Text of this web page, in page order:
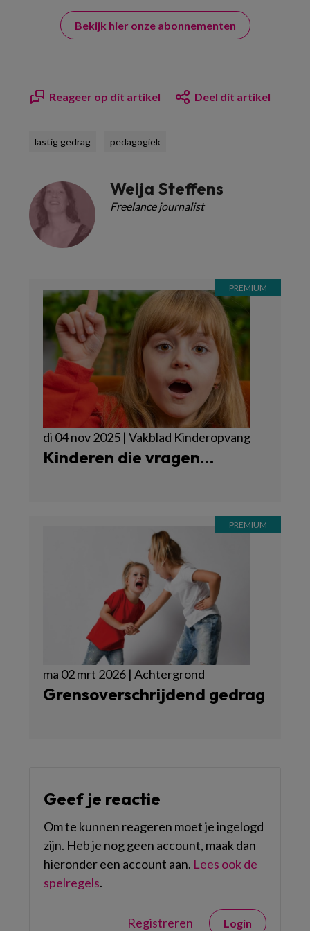
Bekijk hier onze abonnementen
Reageer op dit artikel Deel dit artikel
lastig gedrag pedagogiek
Weija Steffens
Freelance journalist
di 04 nov 2025 | Vakblad Kinderopvang
Kinderen die vragen…
ma 02 mrt 2026 | Achtergrond
Grensoverschrijdend gedrag
Geef je reactie
Om te kunnen reageren moet je ingelogd
zijn. Heb je nog geen account, maak dan
hieronder een account aan. Lees ook de
spelregels.
Registreren Login